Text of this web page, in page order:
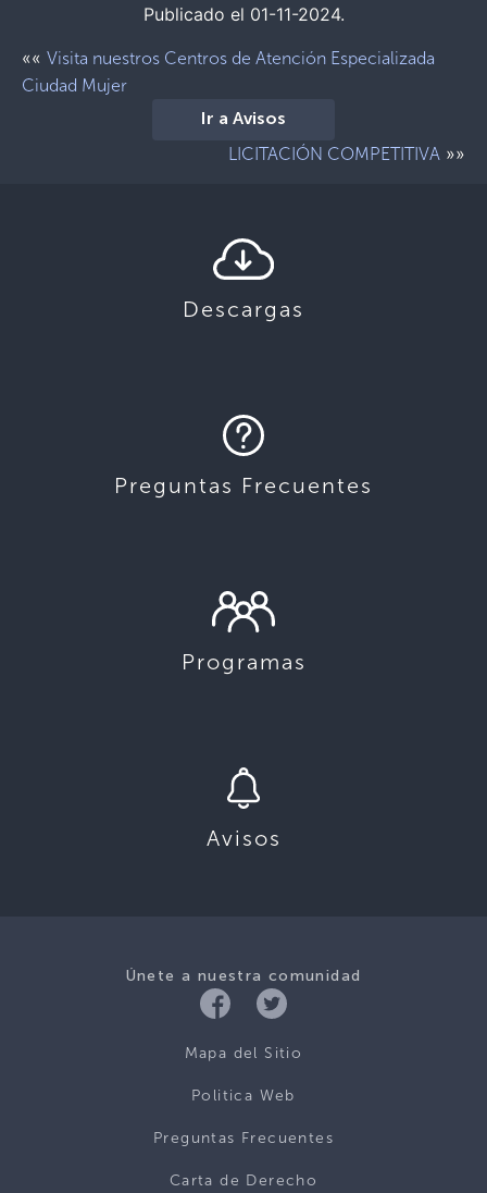
Publicado el 01-11-2024.
«« Visita nuestros Centros de Atención Especializada
Ciudad Mujer
Ir a Avisos
LICITACIÓN COMPETITIVA »»
Descargas
Preguntas Frecuentes
Programas
Avisos
Únete a nuestra comunidad
Mapa del Sitio
Politica Web
Preguntas Frecuentes
Carta de Derecho